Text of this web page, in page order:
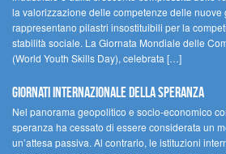
la valorizzazione delle competenze delle nuove
rappresentano pilastri insostituibili per la
stabilità sociale. La Giornata Mondiale delle
(World Youth Skills Day), celebrata […]
GIORNATI INTERNAZIONALE DELLA SPERANZA
Nel panorama geopolitico e socio-economico
speranza ha cessato di essere considerata un
un’attesa passiva. Al contrario, le istituzioni